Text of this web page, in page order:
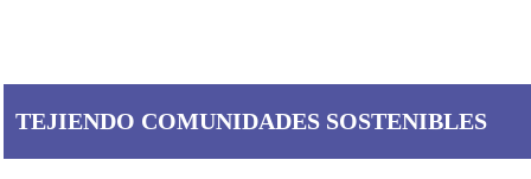
TEJIENDO COMUNIDADES SOSTENIBLES